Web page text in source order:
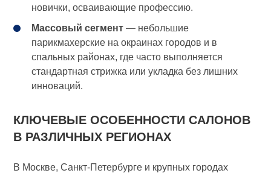
новички, осваивающие профессию.
Массовый сегмент — небольшие
парикмахерские на окраинах городов и в
спальных районах, где часто выполняется
стандартная стрижка или укладка без лишних
инноваций.
КЛЮЧЕВЫЕ ОСОБЕННОСТИ САЛОНОВ
В РАЗЛИЧНЫХ РЕГИОНАХ
В Москве, Санкт-Петербурге и крупных городах